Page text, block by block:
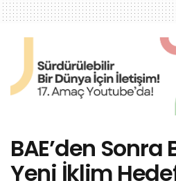
BAE’den
Yeni İklim